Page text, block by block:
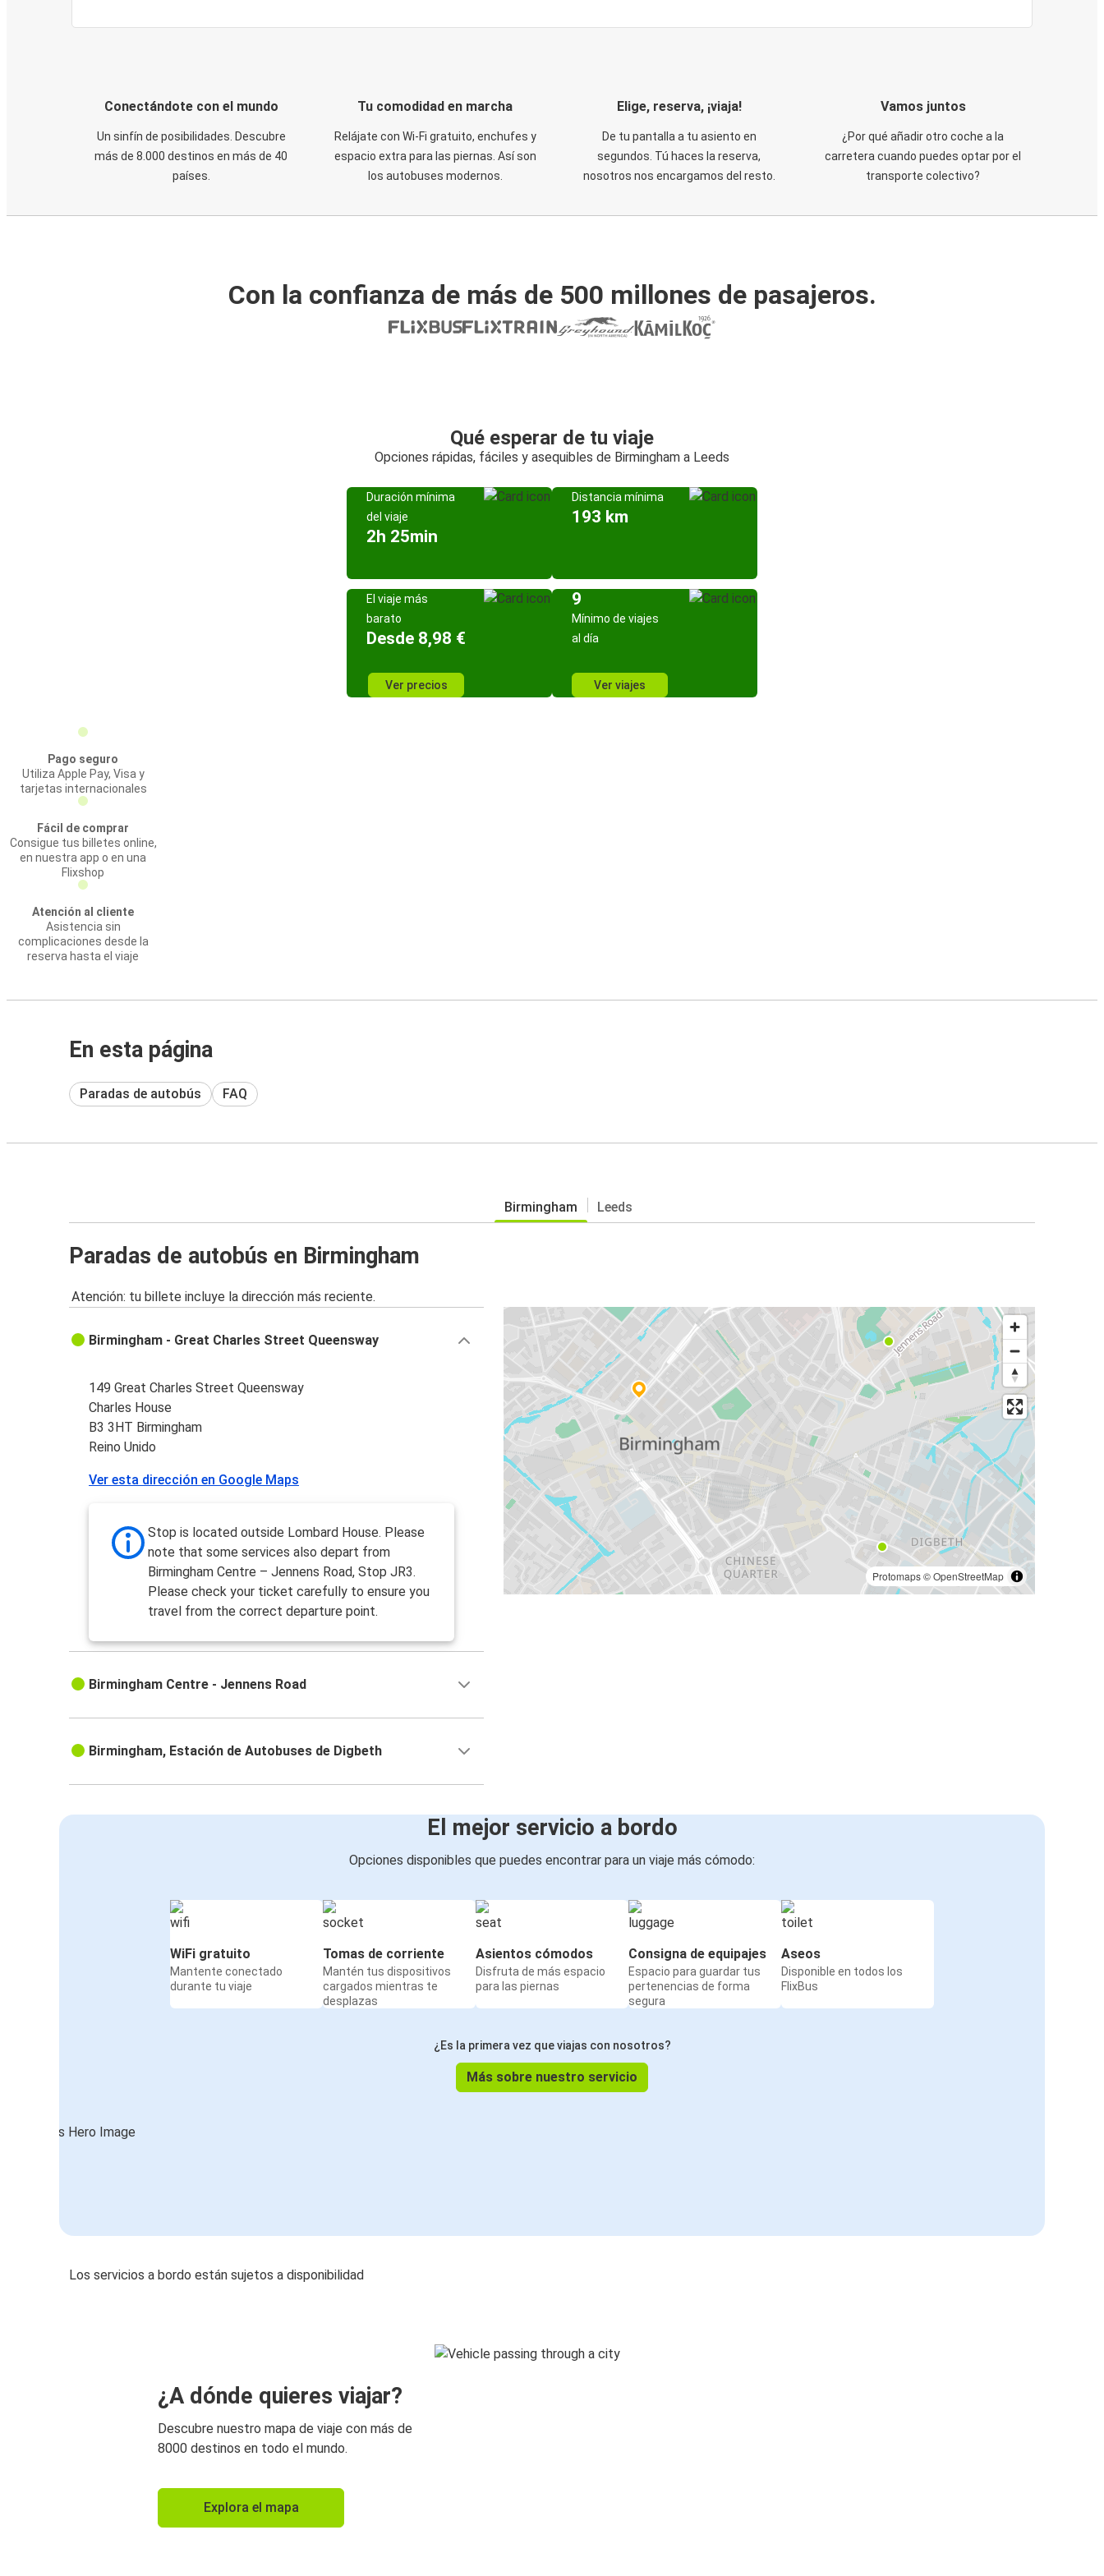
Conectándote con el mundo
Un sinfín de posibilidades. Descubre
más de 8.000 destinos en más de 40
países.
Tu comodidad en marcha
Relájate con Wi-Fi gratuito, enchufes y
espacio extra para las piernas. Así son
los autobuses modernos.
Elige, reserva, ¡viaja!
De tu pantalla a tu asiento en
segundos. Tú haces la reserva,
nosotros nos encargamos del resto.
Vamos juntos
¿Por qué añadir otro coche a la
carretera cuando puedes optar por el
transporte colectivo?
Con la confianza de más de 500 millones de pasajeros.
Qué esperar de tu viaje
Opciones rápidas, fáciles y asequibles de Birmingham a Leeds
Duración mínima
del viaje
2h 25min
Distancia mínima
193 km
El viaje más
barato
Desde 8,98 €
Ver precios
9
Mínimo de viajes
al día
Ver viajes
Pago seguro
Utiliza Apple Pay, Visa y
tarjetas internacionales
Fácil de comprar
Consigue tus billetes online,
en nuestra app o en una
Flixshop
Atención al cliente
Asistencia sin
complicaciones desde la
reserva hasta el viaje
En esta página
Paradas de autobús FAQ
Birmingham Leeds
Paradas de autobús en Birmingham
Atención: tu billete incluye la dirección más reciente.
Protomaps©OpenStreetMap
Birmingham - Great Charles Street Queensway
149 Great Charles Street Queensway
Charles House
B3 3HT Birmingham
Reino Unido
Ver esta dirección en Google Maps
Stop is located outside Lombard House. Please
note that some services also depart from
Birmingham Centre – Jennens Road, Stop JR3.
Please check your ticket carefully to ensure you
travel from the correct departure point.
Birmingham Centre - Jennens Road
Birmingham, Estación de Autobuses de Digbeth
El mejor servicio a bordo
Opciones disponibles que puedes encontrar para un viaje más cómodo:
WiFi gratuito
Mantente conectado
durante tu viaje
Tomas de corriente
Mantén tus dispositivos
cargados mientras te
desplazas
Asientos cómodos
Disfruta de más espacio
para las piernas
Consigna de equipajes
Espacio para guardar tus
pertenencias de forma
segura
Aseos
Disponible en todos los
FlixBus
¿Es la primera vez que viajas con nosotros?
Más sobre nuestro servicio
Los servicios a bordo están sujetos a disponibilidad
¿A dónde quieres viajar?
Descubre nuestro mapa de viaje con más de
8000 destinos en todo el mundo.
Explora el mapa